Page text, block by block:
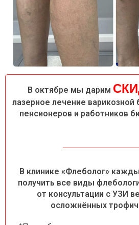
В октябре мы дарим
лазерное лечение
пенсионеров и работников
В клинике «Флеболог»
получить все виды
от консультации с УЗИ
осложнённых